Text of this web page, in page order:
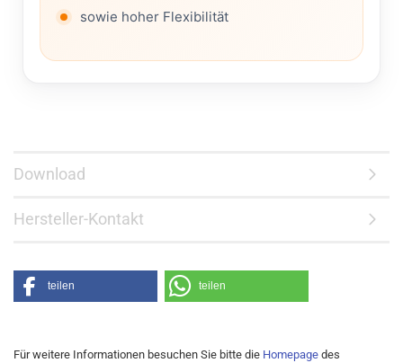
sowie hoher Flexibilität
Download
Hersteller-Kontakt
teilen teilen
Für weitere Informationen besuchen Sie bitte die Homepage des